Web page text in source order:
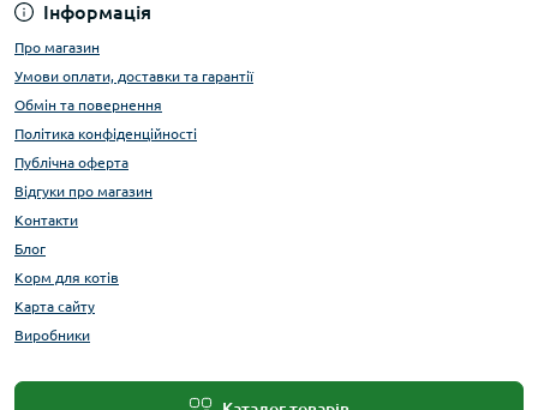
Інформація
Про магазин
Умови оплати, доставки та гарантії
Обмін та повернення
Політика конфіденційності
Публічна оферта
Відгуки про магазин
Контакти
Блог
Корм для котів
Карта сайту
Виробники